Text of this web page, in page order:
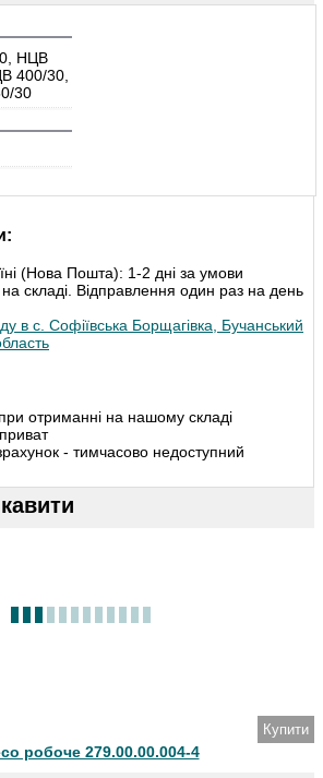
НЦВ
400/30,
30
(Нова Пошта): 1-2 дні за умови
на складі. Відправлення один раз на день
в с. Софіївська Борщагівка, Бучанський
отриманні на нашому складі
- тимчасово недоступний
Купити
робоче 279.00.00.004-4